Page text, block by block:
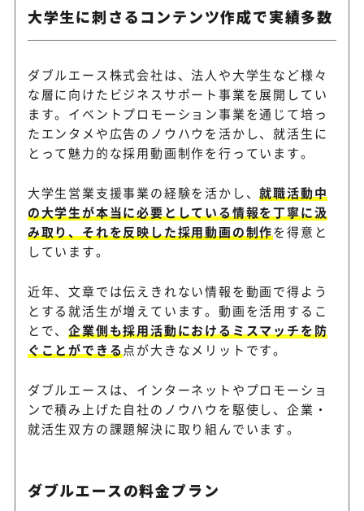
大学生に刺さるコンテンツ作成で実績多数
ダブルエース株式会社は、法人や大学生など様々
な層に向けたビジネスサポート事業を展開してい
ます。イベントプロモーション事業を通じて培っ
たエンタメや広告のノウハウを活かし、就活生に
とって魅力的な採用動画制作を行っています。
大学生営業支援事業の経験を活かし、就職活動中
の大学生が本当に必要としている情報を丁寧に汲
み取り、それを反映した採用動画の制作を得意と
しています。
近年、文章では伝えきれない情報を動画で得よう
とする就活生が増えています。動画を活用するこ
とで、企業側も採用活動におけるミスマッチを防
ぐことができる 点が大きなメリットです。
ダブルエースは、インターネットやプロモーショ
ンで積み上げた自社のノウハウを駆使し、企業・
就活生双方の課題解決に取り組んでいます。
ダブルエースの料金プラン